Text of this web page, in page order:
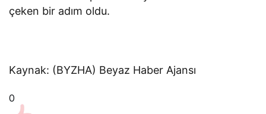
çeken bir adım oldu.
Kaynak: (BYZHA) Beyaz Haber Ajansı
0